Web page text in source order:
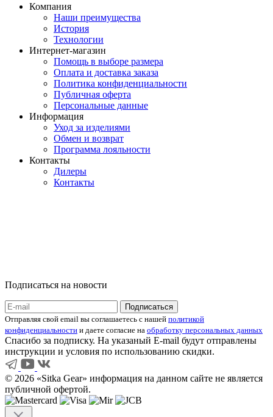
Компания
Наши преимущества
История
Технологии
Интернет-магазин
Помощь в выборе размера
Оплата и доставка заказа
Политика конфиденциальности
Публичная оферта
Персональные данные
Информация
Уход за изделиями
Обмен и возврат
Программа лояльности
Контакты
Дилеры
Контакты
Подписаться на новости
Отправляя свой email вы соглашаетесь с нашей политикой
конфиденциальности и даете согласие на обработку персональных данных
Спасибо за подписку. На указаный E-mail будут отправлены
инструкции и условия по использованию скидки.
© 2026 «Sitka Gear» информация на данном сайте не является
публичной офертой.